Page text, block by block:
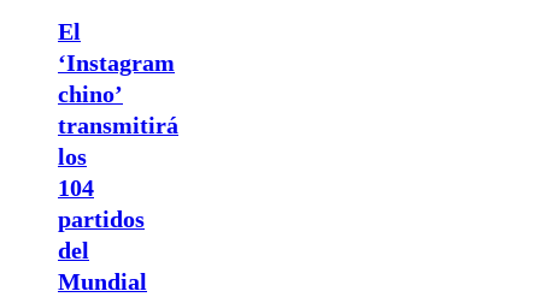
El
‘Instagram
chino’
transmitirá
los
104
partidos
del
Mundial